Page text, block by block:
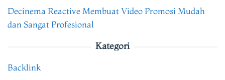
Decinema Reactive Membuat Video Promosi Mudah
dan Sangat Profesional
Kategori
Backlink